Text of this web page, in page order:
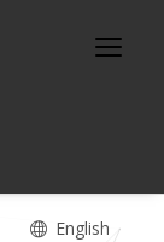
English